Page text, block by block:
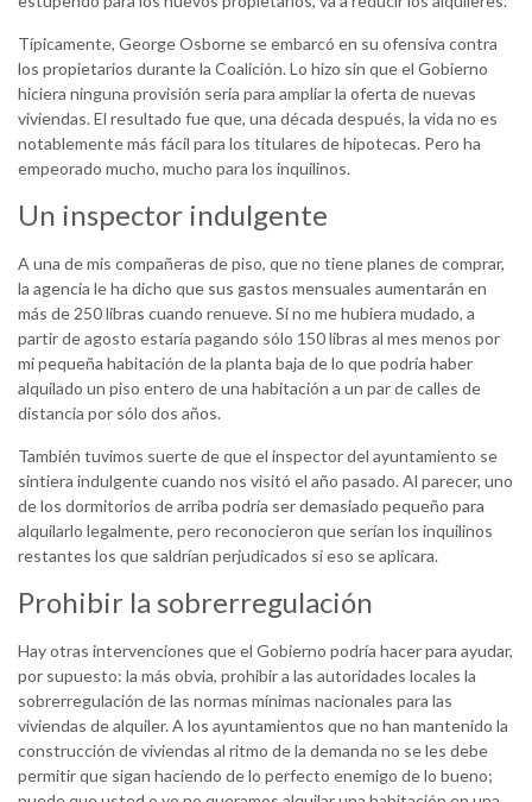
Típicamente, George Osborne se embarcó en su ofensiva contra
los propietarios durante la Coalición. Lo hizo sin que el Gobierno
hiciera ninguna provisión seria para ampliar la oferta de nuevas
viviendas. El resultado fue que, una década después, la vida no es
notablemente más fácil para los titulares de hipotecas. Pero ha
empeorado mucho, mucho para los inquilinos.
Un inspector indulgente
A una de mis compañeras de piso, que no tiene planes de comprar,
la agencia le ha dicho que sus gastos mensuales aumentarán en
más de 250 libras cuando renueve. Si no me hubiera mudado, a
partir de agosto estaría pagando sólo 150 libras al mes menos por
mi pequeña habitación de la planta baja de lo que podría haber
alquilado un piso entero de una habitación a un par de calles de
distancia por sólo dos años.
También tuvimos suerte de que el inspector del ayuntamiento se
sintiera indulgente cuando nos visitó el año pasado. Al parecer, uno
de los dormitorios de arriba podría ser demasiado pequeño para
alquilarlo legalmente, pero reconocieron que serían los inquilinos
restantes los que saldrían perjudicados si eso se aplicara.
Prohibir la sobrerregulación
Hay otras intervenciones que el Gobierno podría hacer para ayudar,
por supuesto: la más obvia, prohibir a las autoridades locales la
sobrerregulación de las normas mínimas nacionales para las
viviendas de alquiler. A los ayuntamientos que no han mantenido la
construcción de viviendas al ritmo de la demanda no se les debe
permitir que sigan haciendo de lo perfecto enemigo de lo bueno;